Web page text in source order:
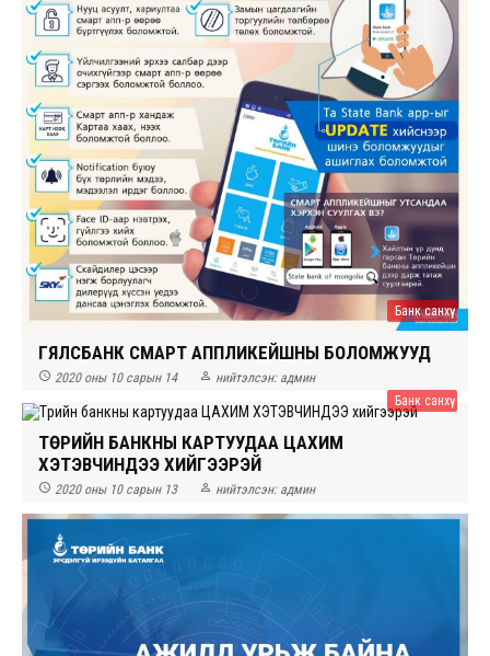
Банк санхүү
ГЯЛСБАНК СМАРТ АППЛИКЕЙШНЫ БОЛОМЖУУД
 2020 оны 10 сарын 14  нийтэлсэн: админ
Банк санхүү
ТӨРИЙН БАНКНЫ КАРТУУДАА ЦАХИМ
ХЭТЭВЧИНДЭЭ ХИЙГЭЭРЭЙ
 2020 оны 10 сарын 13  нийтэлсэн: админ